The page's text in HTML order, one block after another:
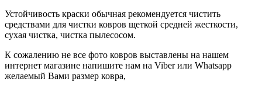
Устойчивость краски обычная рекомендуется чистить
средствами для чистки ковров щеткой средней жесткости,
сухая чистка, чистка пылесосом.
К сожалению не все фото ковров выставлены на нашем
интернет магазине напишите нам на Viber или Whatsapp
желаемый Вами размер ковра,